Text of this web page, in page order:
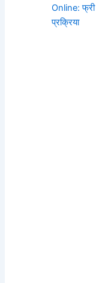
Online: फ्री
प्रक्रिया